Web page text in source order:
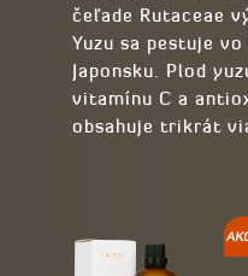
čeľade Rutaceae
Yuzu sa pestuje
Japonsku. Plod
vitamínu C a
obsahuje trikrát